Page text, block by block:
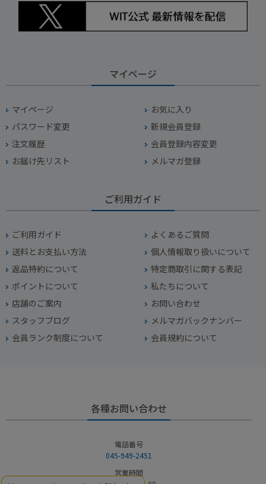
マイページ
マイページ
お気に入り
パスワード変更
新規会員登録
注文履歴
会員登録内容変更
お届け先リスト
メルマガ登録
ご利用ガイド
ご利用ガイド
よくあるご質問
送料とお支払い方法
個人情報取り扱いについて
返品特約について
特定商取引に関する表記
ポイントについて
私たちについて
店舗のご案内
お問い合わせ
スタッフブログ
メルマガバックナンバー
会員ランク制度について
会員規約について
各種お問い合わせ
電話番号
045-949-2451
営業時間